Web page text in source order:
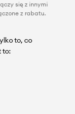
się z innymi
z rabatu.
to, co
to: